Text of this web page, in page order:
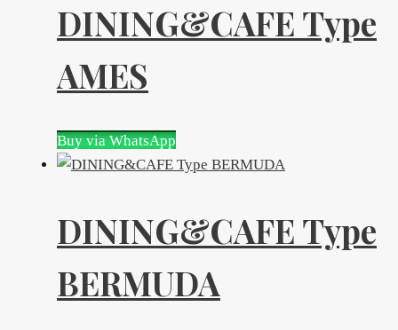
DINING&CAFE Type
AMES
Buy via WhatsApp
DINING&CAFE Type
BERMUDA